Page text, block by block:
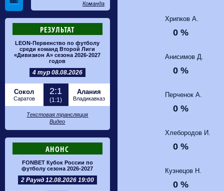
Команда
РЕЗУЛЬТАТ
LEON-Первенство по футболу
среди команд Второй Лиги
«Дивизион А» сезона 2026-2027
годов
4 тур 08.08.2026
Сокол
Саратов
2:1
(1:1)
Алания
Владикавказ
Текстовая трансляция
Видео
АНОНС
FONBET Кубок России по
футболу сезона 2026-2027
2 Раунд 12.08.2026 19:00
Хрипков А.
0 %
Анисимов Д.
0 %
Перченок А.
0 %
Хлебородов И.
0 %
Кузнецов Н.
0 %